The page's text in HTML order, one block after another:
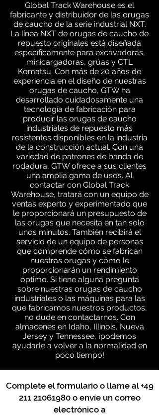
Global Track Warehouse es el
fabricante y distribuidor de las orugas
de caucho de la serie industrial NXT.
La línea NXT de orugas de caucho de
repuesto originales está diseñada
específicamente para excavadoras,
minicargadoras, grúas y CTL
Komatsu. Con más de 20 años de
experiencia en el diseño de nuestras
orugas de caucho, GTW ha
desarrollado cuidadosamente una
tecnología de fabricación para
producir las orugas de caucho
industriales de repuesto más
resistentes disponibles en la industria
de la construcción actual. Con una
variedad de patrones de banda de
rodadura, GTW ofrece a sus clientes
una amplia gama de usos. Al
contactar con Global Track
Warehouse, tratará con un equipo de
ventas experto y experimentado que
le proporcionará un presupuesto de
las orugas que necesita en tan solo
unos minutos. También recibirá el
servicio de un equipo de personas
que comprende cómo se fabrican
nuestras orugas y cómo le
proporcionarán un rendimiento
óptimo. Si tiene alguna pregunta
sobre nuestras orugas de caucho
industriales o las máquinas para las
que fabricamos nuestros productos,
no dude en contactarnos. Con
almacenes en Idaho, Illinois, Nueva
Jersey y Tennessee, ¡podemos
ayudarle a volver a la normalidad en
poco tiempo!
Complete el formulario o llame al+49
211 21061980o envíe un correo
electrónico a